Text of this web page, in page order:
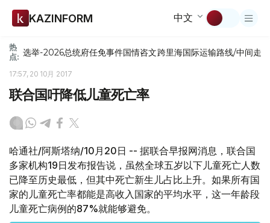
KAZINFORM 中文
热
点: 选举-2026总统府任免事件国情咨文跨里海国际运输路线/中间走廊
17:57, 20 10月 2017
联合国吁降低儿童死亡率
哈通社/阿斯塔纳/10月20日 -- 据联合早报网消息，联合国
多家机构19日发布报告说，虽然全球五岁以下儿童死亡人数
已降至历史最低，但其中死亡新生儿占比上升。如果所有国
家的儿童死亡率都能是高收入国家的平均水平，这一年龄段
儿童死亡病例的87%就能够避免。